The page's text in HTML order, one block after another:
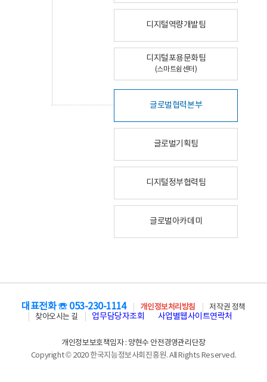
디지털역량개발팀
디지털포용문화팀
(스마트쉼센터)
글로벌협력본부
글로벌기획팀
디지털정부협력팀
글로벌아카데미
대표전화 ☏ 053-230-1114 개인정보처리방침
저작권 정책
찾아오시는 길
업무담당자조회 사업별웹사이트연락처
개인정보보호책임자 : 양현수 안전경영관리단장
Copyright © 2020 한국지능정보사회진흥원. All Rights Reserved.